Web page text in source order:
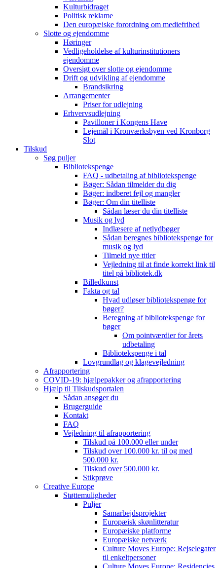
Kulturbidraget
Politisk reklame
Den europæiske forordning om mediefrihed
Slotte og ejendomme
Høringer
Vedligeholdelse af kulturinstitutioners
ejendomme
Oversigt over slotte og ejendomme
Drift og udvikling af ejendomme
Brandsikring
Arrangementer
Priser for udlejning
Erhvervsudlejning
Pavilloner i Kongens Have
Lejemål i Kronværksbyen ved Kronborg
Slot
Tilskud
Søg puljer
Bibliotekspenge
FAQ - udbetaling af bibliotekspenge
Bøger: Sådan tilmelder du dig
Bøger: indberet fejl og mangler
Bøger: Om din titelliste
Sådan læser du din titelliste
Musik og lyd
Indlæsere af netlydbøger
Sådan beregnes bibliotekspenge for
musik og lyd
Tilmeld nye titler
Vejledning til at finde korrekt link til
titel på bibliotek.dk
Billedkunst
Fakta og tal
Hvad udløser bibliotekspenge for
bøger?
Beregning af bibliotekspenge for
bøger
Om pointværdier for årets
udbetaling
Bibliotekspenge i tal
Lovgrundlag og klagevejledning
Afrapportering
COVID-19: hjælpepakker og afrapportering
Hjælp til Tilskudsportalen
Sådan ansøger du
Brugerguide
Kontakt
FAQ
Vejledning til afrapportering
Tilskud på 100.000 eller under
Tilskud over 100.000 kr. til og med
500.000 kr.
Tilskud over 500.000 kr.
Stikprøve
Creative Europe
Støttemuligheder
Puljer
Samarbejdsprojekter
Europæisk skønlitteratur
Europæiske platforme
Europæiske netværk
Culture Moves Europe: Rejselegater
til enkeltpersoner
Culture Moves Europe: Residencies